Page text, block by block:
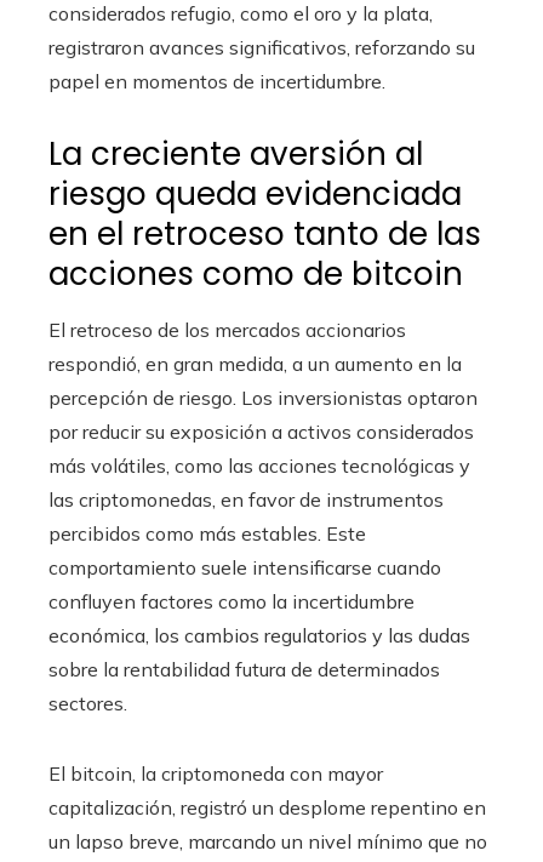
considerados refugio, como el oro y la plata,
registraron avances significativos, reforzando su
papel en momentos de incertidumbre.
La creciente aversión al
riesgo queda evidenciada
en el retroceso tanto de las
acciones como de bitcoin
El retroceso de los mercados accionarios
respondió, en gran medida, a un aumento en la
percepción de riesgo. Los inversionistas optaron
por reducir su exposición a activos considerados
más volátiles, como las acciones tecnológicas y
las criptomonedas, en favor de instrumentos
percibidos como más estables. Este
comportamiento suele intensificarse cuando
confluyen factores como la incertidumbre
económica, los cambios regulatorios y las dudas
sobre la rentabilidad futura de determinados
sectores.
El bitcoin, la criptomoneda con mayor
capitalización, registró un desplome repentino en
un lapso breve, marcando un nivel mínimo que no